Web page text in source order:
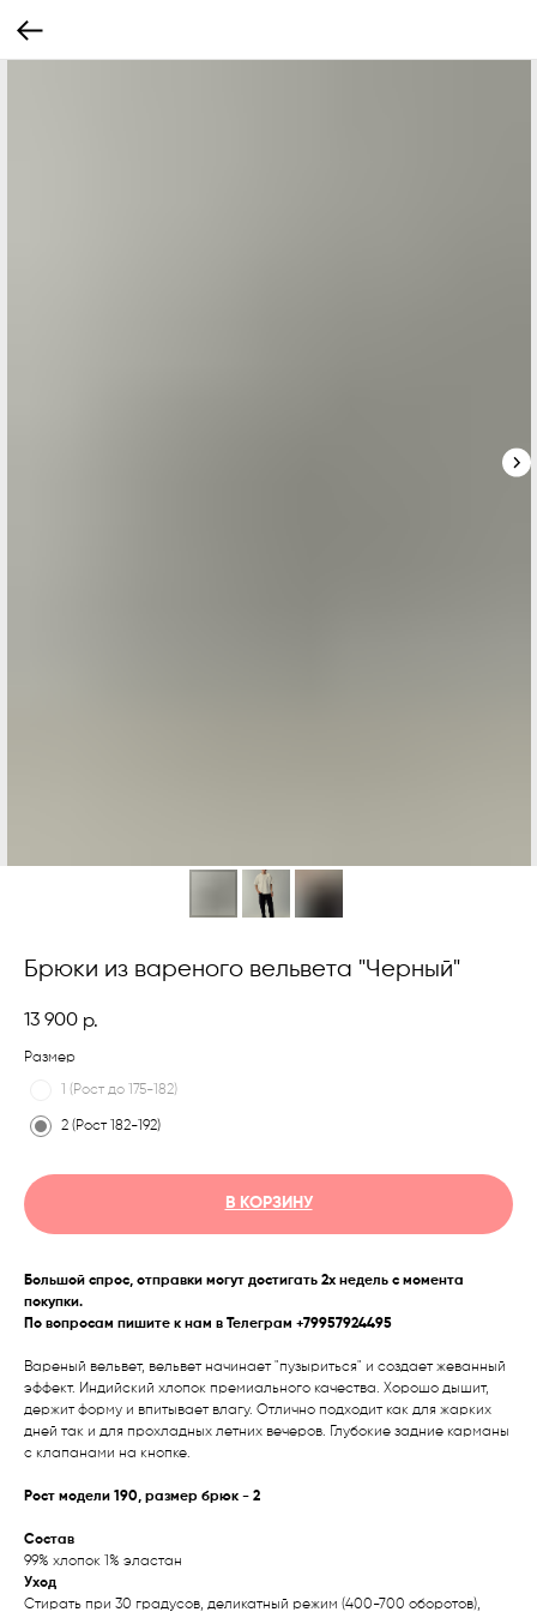
Брюки из вареного вельвета "Черный"
13 900 р.
Размер
1 (Рост до 175-182)
2 (Рост 182-192)
В КОРЗИНУ
Большой спрос, отправки могут достигать 2х недель с момента
покупки.
По вопросам пишите к нам в Телеграм +79957924495
Вареный вельвет, вельвет начинает "пузыриться" и создает жеванный
эффект. Индийский хлопок премиального качества. Хорошо дышит,
держит форму и впитывает влагу. Отлично подходит как для жарких
дней так и для прохладных летних вечеров. Глубокие задние карманы
с клапанами на кнопке.
Рост модели 190, размер брюк - 2
Состав
99% хлопок 1% эластан
Уход
Стирать при 30 градусов, деликатный режим (400-700 оборотов),